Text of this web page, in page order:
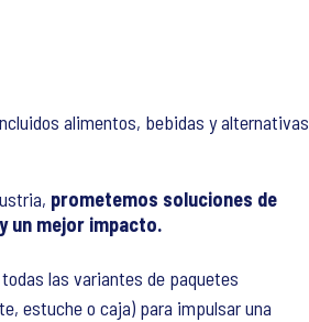
alimentos, bebidas y alternativas
prometemos soluciones de
un mejor impacto.
las variantes de paquetes
estuche o caja) para impulsar una